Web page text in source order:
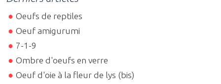
Oeufs de reptiles
Oeuf amigurumi
7-1-9
Ombre d'oeufs en verre
Oeuf d'oie à la fleur de lys (bis)